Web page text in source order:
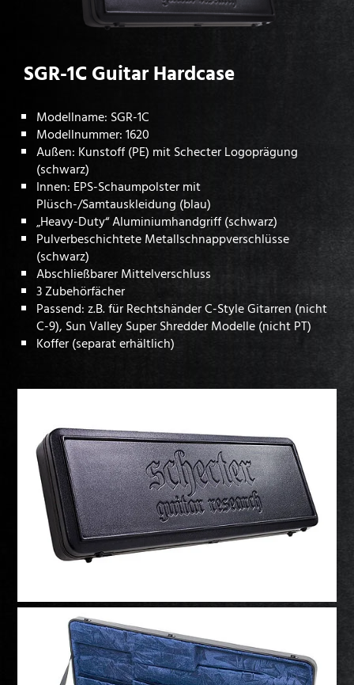
SGR-1C Guitar Hardcase
Modellname: SGR-1C
Modellnummer: 1620
Außen: Kunstoff (PE) mit Schecter Logoprägung
(schwarz)
Innen: EPS-Schaumpolster mit
Plüsch-/Samtauskleidung (blau)
„Heavy-Duty“ Aluminiumhandgriff (schwarz)
Pulverbeschichtete Metallschnappverschlüsse
(schwarz)
Abschließbarer Mittelverschluss
3 Zubehörfächer
Passend: z.B. für Rechtshänder C-Style Gitarren (nicht
C-9), Sun Valley Super Shredder Modelle (nicht PT)
Koffer (separat erhältlich)